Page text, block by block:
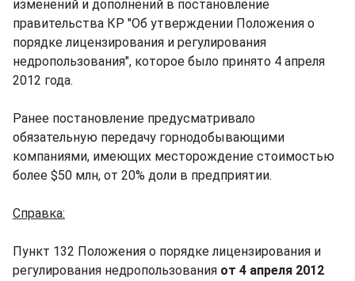
изменений и дополнений в постановление
правительства КР "Об утверждении Положения о
порядке лицензирования и регулирования
недропользования", которое было принято 4 апреля
2012 года.
Ранее постановление предусматривало
обязательную передачу горнодобывающими
компаниями, имеющих месторождение стоимостью
более $50 млн, от 20% доли в предприятии.
Справка:
Пункт 132 Положения о порядке лицензирования и
регулирования недропользования от 4 апреля 2012